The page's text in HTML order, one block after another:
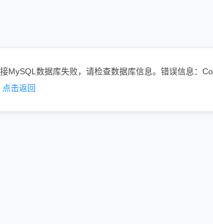
MySQL数据库失败，请检查数据库信息。错误信息：
击返回